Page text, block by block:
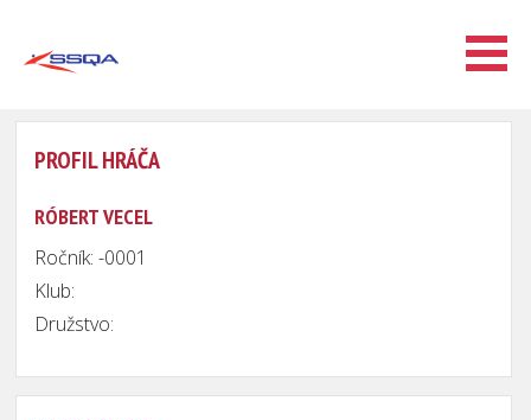
PROFIL HRÁČA
RÓBERT VECEL
Ročník: -0001
Klub:
Družstvo: